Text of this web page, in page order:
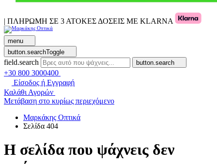
| ΠΛΗΡΩΜΗ ΣΕ 3 ΑΤΟΚΕΣ ΔΟΣΕΙΣ ΜΕ KLARNA
menu
button.searchToggle
field.search button.search
+30 800 3000400
Είσοδος ή Εγγραφή
Καλάθι Αγορών
Μετάβαση στο κυρίως περιεχόμενο
Μαρκάκης Οπτικά
Σελίδα 404
Η σελίδα που ψάχνεις δεν